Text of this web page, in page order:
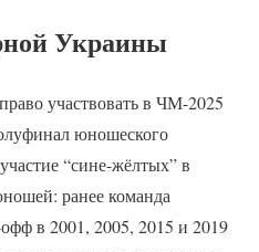
Украины
участвовать в ЧМ-2025
юношеского
“сине-жёлтых” в
ранее команда
в 2001, 2005, 2015 и 2019